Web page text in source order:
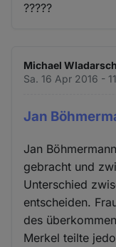
?????
Michael
Sa. 16 Apr 2016 -
Jan
Jan
gebracht und
Unterschied
entscheiden.
des
Merkel teilte